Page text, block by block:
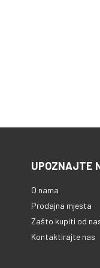
UPOZNAJTE
O nama
Prodajna mjesta
Zašto kupiti od
Kontaktirajte nas